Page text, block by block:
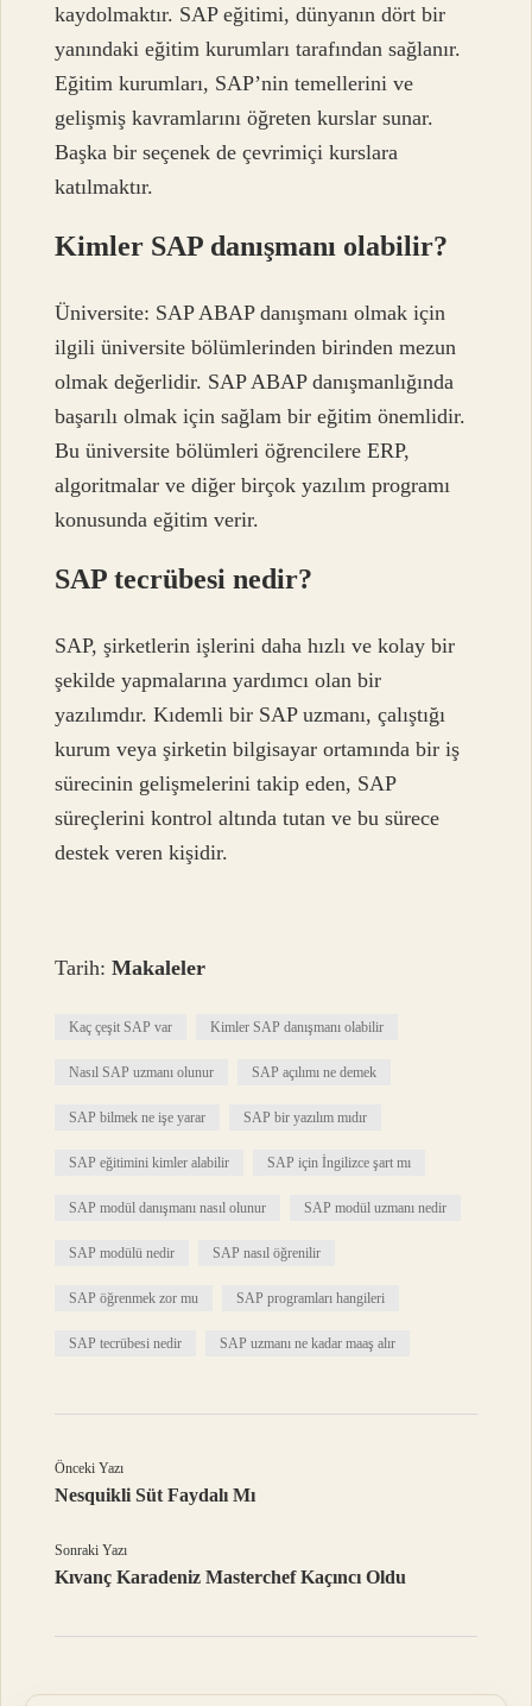
kaydolmaktır. SAP eğitimi, dünyanın dört bir
yanındaki eğitim kurumları tarafından sağlanır.
Eğitim kurumları, SAP’nin temellerini ve
gelişmiş kavramlarını öğreten kurslar sunar.
Başka bir seçenek de çevrimiçi kurslara
katılmaktır.
Kimler SAP danışmanı olabilir?
Üniversite: SAP ABAP danışmanı olmak için
ilgili üniversite bölümlerinden birinden mezun
olmak değerlidir. SAP ABAP danışmanlığında
başarılı olmak için sağlam bir eğitim önemlidir.
Bu üniversite bölümleri öğrencilere ERP,
algoritmalar ve diğer birçok yazılım programı
konusunda eğitim verir.
SAP tecrübesi nedir?
SAP, şirketlerin işlerini daha hızlı ve kolay bir
şekilde yapmalarına yardımcı olan bir
yazılımdır. Kıdemli bir SAP uzmanı, çalıştığı
kurum veya şirketin bilgisayar ortamında bir iş
sürecinin gelişmelerini takip eden, SAP
süreçlerini kontrol altında tutan ve bu sürece
destek veren kişidir.
Tarih:Makaleler
Kaç çeşit SAP var Kimler SAP danışmanı olabilir
Nasıl SAP uzmanı olunur SAP açılımı ne demek
SAP bilmek ne işe yarar SAP bir yazılım mıdır
SAP eğitimini kimler alabilir SAP için İngilizce şart mı
SAP modül danışmanı nasıl olunur SAP modül uzmanı nedir
SAP modülü nedir SAP nasıl öğrenilir
SAP öğrenmek zor mu SAP programları hangileri
SAP tecrübesi nedir SAP uzmanı ne kadar maaş alır
Önceki Yazı
Nesquikli Süt Faydalı Mı
Sonraki Yazı
Kıvanç Karadeniz Masterchef Kaçıncı Oldu